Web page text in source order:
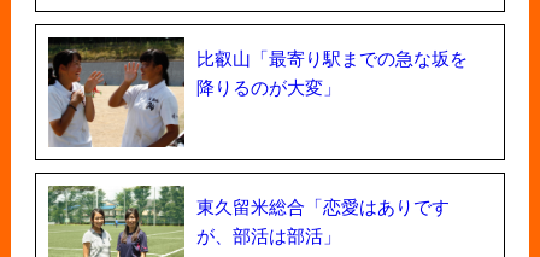
比叡山「最寄り駅までの急な坂を
降りるのが大変」
東久留米総合「恋愛はありです
が、部活は部活」